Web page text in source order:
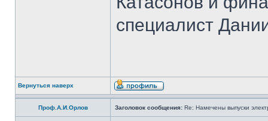
специалист
Вернуться наверх
Проф.А.И.Орлов Заголовок сообщения: Re: Намечены выпуски